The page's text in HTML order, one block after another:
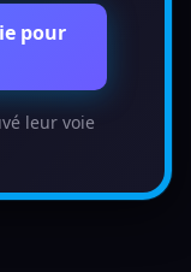
pour
leur voie